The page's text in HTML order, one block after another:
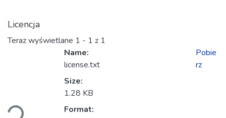
Licencja
Teraz wyświetlane 1 - 1 z 1
Name:
license.txt
Size:
1.28 KB
Format:
Pobie
rz